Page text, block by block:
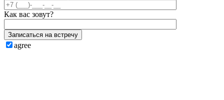
Как вас зовут?
Записаться на встречу
agree